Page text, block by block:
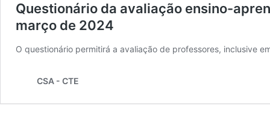
Questionário da avaliação ensino-
março de 2024
O questionário permitirá a avaliação de professores, inclusive
CSA - CTE